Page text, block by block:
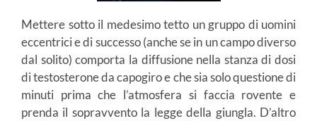
Mettere sotto il medesimo tetto un gruppo di uomini
eccentrici e di successo (anche se in un campo diverso
dal solito) comporta la diffusione nella stanza di dosi
di testosterone da capogiro e che sia solo questione di
minuti prima che l’atmosfera si faccia rovente e
prenda il sopravvento la legge della giungla. D’altro